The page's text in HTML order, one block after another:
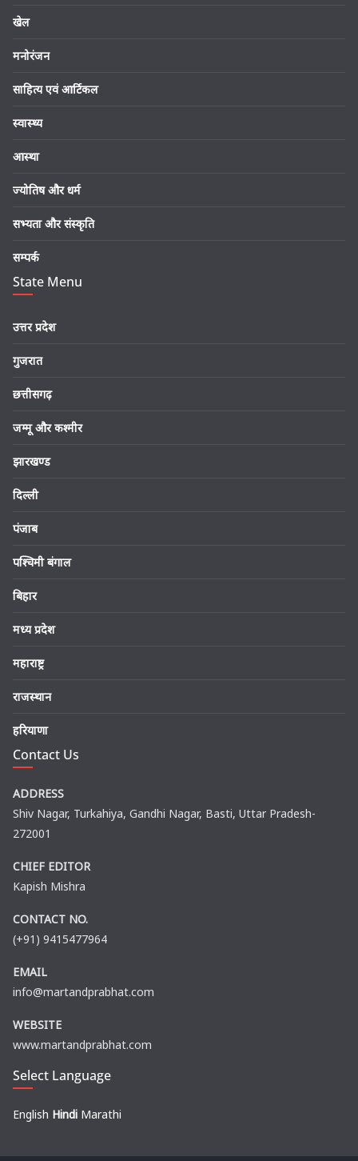
खेल
मनोरंजन
साहित्य एवं आर्टिकल
स्वास्थ्य
आस्था
ज्योतिष और धर्म
सभ्यता और संस्कृति
सम्पर्क
State Menu
उत्तर प्रदेश
गुजरात
छत्तीसगढ़
जम्मू और कश्मीर
झारखण्ड
दिल्ली
पंजाब
पश्चिमी बंगाल
बिहार
मध्य प्रदेश
महाराष्ट्र
राजस्थान
हरियाणा
Contact Us
ADDRESS
Shiv Nagar, Turkahiya, Gandhi Nagar, Basti, Uttar Pradesh-
272001
CHIEF EDITOR
Kapish Mishra
CONTACT NO.
(+91) 9415477964
EMAIL
info@martandprabhat.com
WEBSITE
www.martandprabhat.com
Select Language
English Hindi Marathi